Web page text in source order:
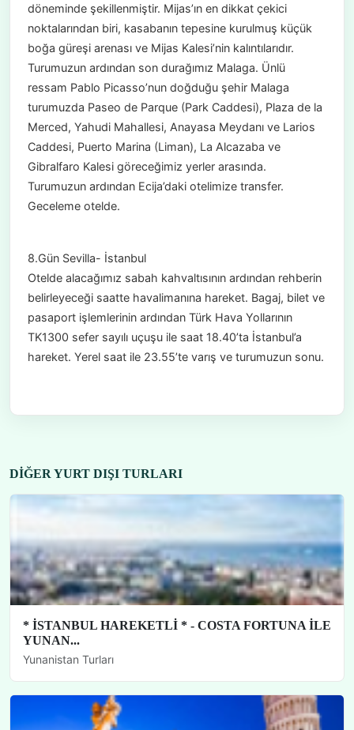
döneminde şekillenmiştir. Mijas’ın en dikkat çekici
noktalarından biri, kasabanın tepesine kurulmuş küçük
boğa güreşi arenası ve Mijas Kalesi’nin kalıntılarıdır.
Turumuzun ardından son durağımız Malaga. Ünlü
ressam Pablo Picasso’nun doğduğu şehir Malaga
turumuzda Paseo de Parque (Park Caddesi), Plaza de la
Merced, Yahudi Mahallesi, Anayasa Meydanı ve Larios
Caddesi, Puerto Marina (Liman), La Alcazaba ve
Gibralfaro Kalesi göreceğimiz yerler arasında.
Turumuzun ardından Ecija’daki otelimize transfer.
Geceleme otelde.
8.Gün Sevilla- İstanbul
Otelde alacağımız sabah kahvaltısının ardından rehberin
belirleyeceği saatte havalimanına hareket. Bagaj, bilet ve
pasaport işlemlerinin ardından Türk Hava Yollarının
TK1300 sefer sayılı uçuşu ile saat 18.40’ta İstanbul’a
hareket. Yerel saat ile 23.55’te varış ve turumuzun sonu.
DIĞER YURT DIŞI TURLARI
* İSTANBUL HAREKETLİ * - COSTA FORTUNA İLE
YUNAN...
Yunanistan Turları